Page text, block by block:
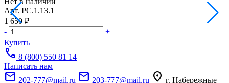
Арт. РС.1.13.1
1 650 ₽
-
+
Купить
call 8 (800) 550 81 14
Написать нам
mail 202-777@mail.ru mail 203-777@mail.ru location_on г. Набережные